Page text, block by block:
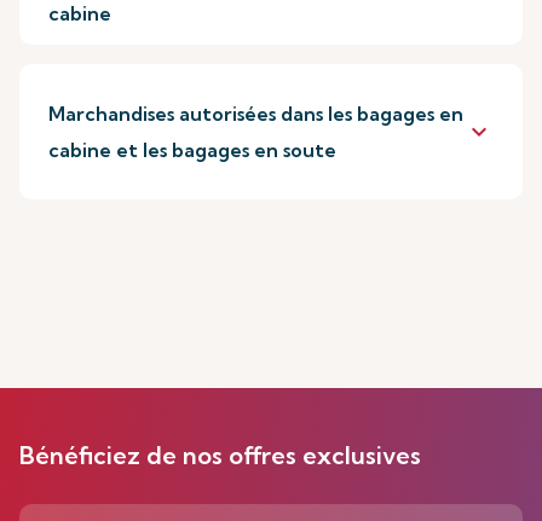
cabine
Marchandises autorisées dans les bagages en
cabine et les bagages en soute
keyboard_arrow_down
Bénéficiez de nos offres exclusives